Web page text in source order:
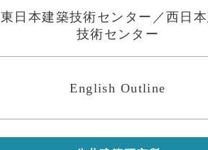
東日本建築技術センター／西日
技術センター
English Outline